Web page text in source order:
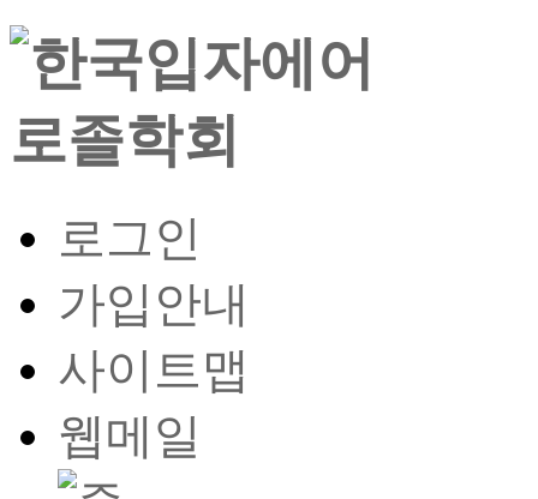
로그인
가입안내
사이트맵
웹메일